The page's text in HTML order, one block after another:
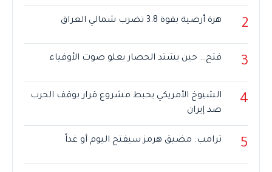
2 هزة أرضية بقوة 3.8 تضرب شمالي العراق
3 فتح… حين يشتد الحصار يعلو صوت الأوفياء
4
الشيوخ الأمريكي يحبط مشروع قرار بوقف الحرب
ضد إيران
5 ترامب: مضيق هرمز سيفتح اليوم أو غداً